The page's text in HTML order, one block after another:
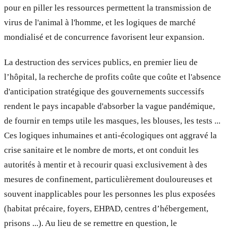
pour en piller les ressources permettent la transmission de
virus de l'animal à l'homme, et les logiques de marché
mondialisé et de concurrence favorisent leur expansion.
La destruction des services publics, en premier lieu de
l’hôpital, la recherche de profits coûte que coûte et l'absence
d'anticipation stratégique des gouvernements successifs
rendent le pays incapable d'absorber la vague pandémique,
de fournir en temps utile les masques, les blouses, les tests ...
Ces logiques inhumaines et anti-écologiques ont aggravé la
crise sanitaire et le nombre de morts, et ont conduit les
autorités à mentir et à recourir quasi exclusivement à des
mesures de confinement, particulièrement douloureuses et
souvent inapplicables pour les personnes les plus exposées
(habitat précaire, foyers, EHPAD, centres d’hébergement,
prisons ...). Au lieu de se remettre en question, le